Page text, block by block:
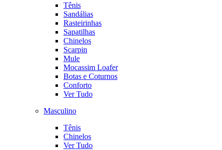
Tênis
Sandálias
Rasteirinhas
Sapatilhas
Chinelos
Scarpin
Mule
Mocassim Loafer
Botas e Coturnos
Conforto
Ver Tudo
Masculino
Tênis
Chinelos
Ver Tudo